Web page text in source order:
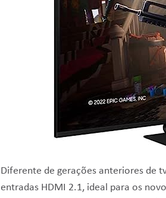
Diferente de gerações anteriores de
entradas HDMI 2.1, ideal para os